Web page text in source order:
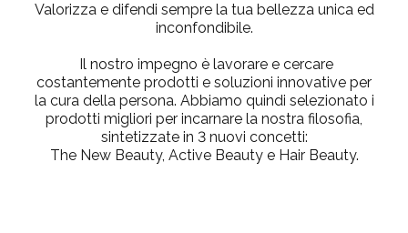
Valorizza e difendi sempre la tua bellezza unica ed
inconfondibile.
Il nostro impegno è lavorare e cercare
costantemente prodotti e soluzioni innovative per
la cura della persona. Abbiamo quindi selezionato i
prodotti migliori per incarnare la nostra filosofia,
sintetizzate in 3 nuovi concetti:
The New Beauty, Active Beauty e Hair Beauty.